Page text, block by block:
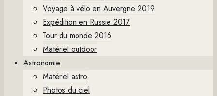
Voyage à vélo en Auvergne 2019
Expédition en Russie 2017
Tour du monde 2016
Matériel outdoor
Astronomie
Matériel astro
Photos du ciel